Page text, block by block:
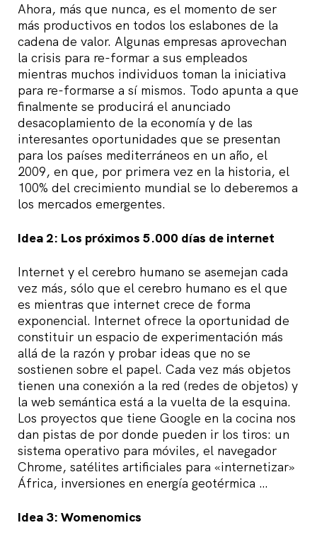
Ahora, más que nunca, es el momento de ser
más productivos en todos los eslabones de la
cadena de valor. Algunas empresas aprovechan
la crisis para re-formar a sus empleados
mientras muchos individuos toman la iniciativa
para re-formarse a sí mismos. Todo apunta a que
finalmente se producirá el anunciado
desacoplamiento de la economía y de las
interesantes oportunidades que se presentan
para los países mediterráneos en un año, el
2009, en que, por primera vez en la historia, el
100% del crecimiento mundial se lo deberemos a
los mercados emergentes.
Idea 2: Los próximos 5.000 días de internet
Internet y el cerebro humano se asemejan cada
vez más, sólo que el cerebro humano es el que
es mientras que internet crece de forma
exponencial. Internet ofrece la oportunidad de
constituir un espacio de experimentación más
allá de la razón y probar ideas que no se
sostienen sobre el papel. Cada vez más objetos
tienen una conexión a la red (redes de objetos) y
la web semántica está a la vuelta de la esquina.
Los proyectos que tiene Google en la cocina nos
dan pistas de por donde pueden ir los tiros: un
sistema operativo para móviles, el navegador
Chrome, satélites artificiales para «internetizar»
África, inversiones en energía geotérmica …
Idea 3: Womenomics